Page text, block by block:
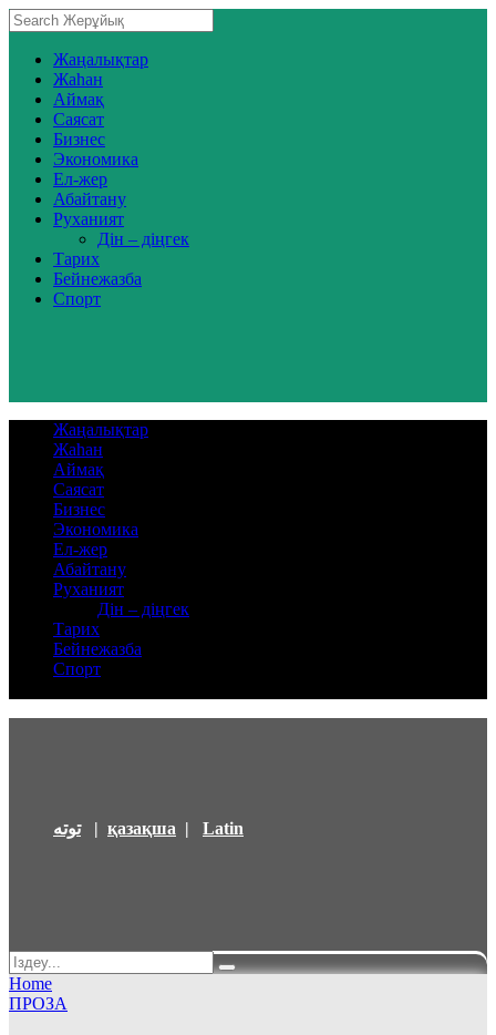
Жаңалықтар
Жаһан
Аймақ
Саясат
Бизнес
Экономика
Ел-жер
Абайтану
Руханият
Дін – діңгек
Тарих
Бейнежазба
Спорт
Жаңалықтар
Жаһан
Аймақ
Саясат
Бизнес
Экономика
Ел-жер
Абайтану
Руханият
Дін – діңгек
Тарих
Бейнежазба
Спорт
توتە| қазақша | Latin
Home
ПРОЗА